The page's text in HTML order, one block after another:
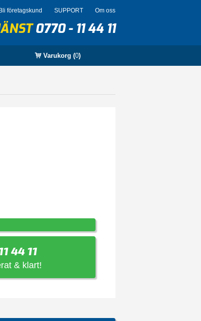
Bli företagskund SUPPORT Om oss
0770 - 11 44 11
Varukorg (0)
44 11
& klart!